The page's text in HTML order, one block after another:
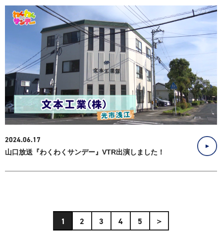
2024.06.17
山口放送『わくわくサンデー』VTR出演しました！
1 2 3 4 5 ＞